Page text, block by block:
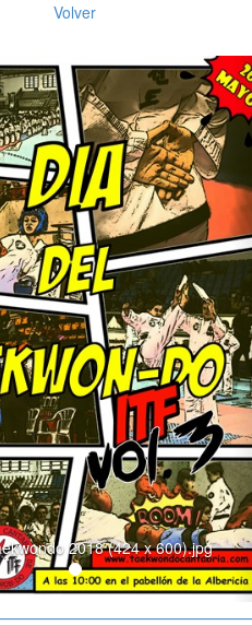
Volver
2018 (424 x 600).jpg